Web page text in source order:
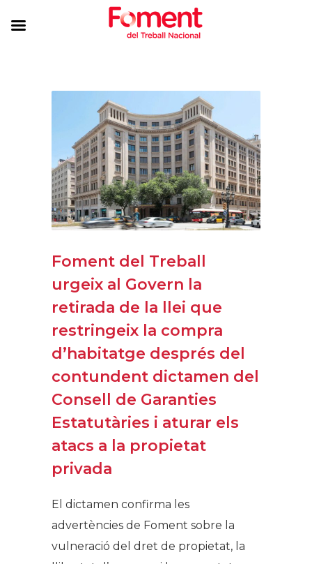
Foment del Treball
urgeix al Govern la
retirada de la llei que
restringeix la compra
d’habitatge després del
contundent dictamen del
Consell de Garanties
Estatutàries i aturar els
atacs a la propietat
privada
El dictamen confirma les
advertències de Foment sobre la
vulneració del dret de propietat, la